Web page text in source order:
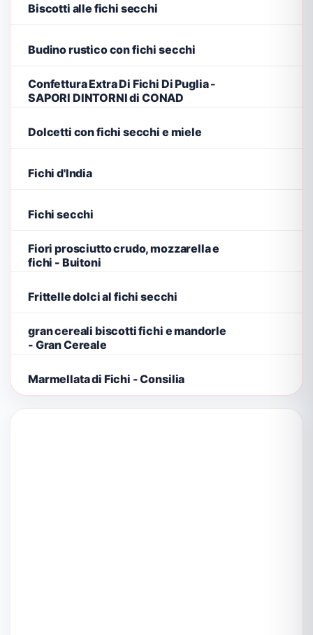
Biscotti alle fichi secchi
Budino rustico con fichi secchi
Confettura Extra Di Fichi Di Puglia -
SAPORI DINTORNI di CONAD
Dolcetti con fichi secchi e miele
Fichi d'India
Fichi secchi
Fiori prosciutto crudo, mozzarella e
fichi - Buitoni
Frittelle dolci al fichi secchi
gran cereali biscotti fichi e mandorle
- Gran Cereale
Marmellata di Fichi - Consilia